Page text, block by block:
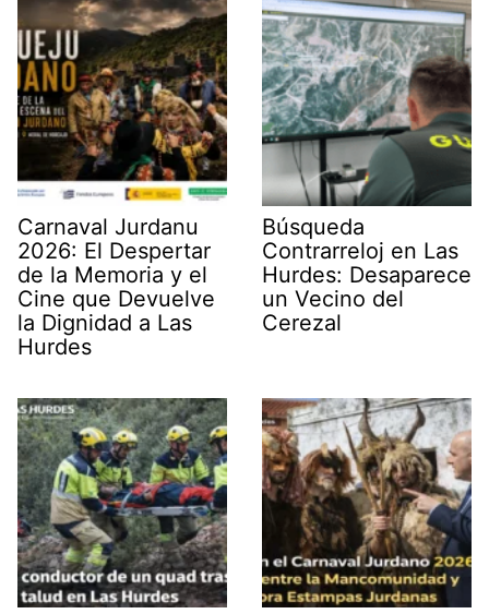
Carnaval Jurdanu
2026: El Despertar
de la Memoria y el
Cine que Devuelve
la Dignidad a Las
Hurdes
Búsqueda
Contrarreloj en Las
Hurdes: Desaparece
un Vecino del
Cerezal